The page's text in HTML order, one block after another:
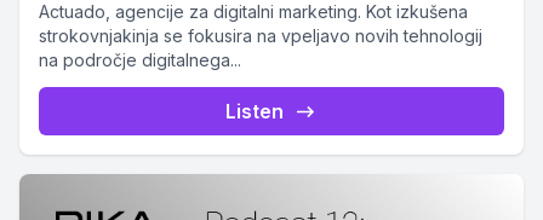
Actuado, agencije za digitalni marketing. Kot izkušena
strokovnjakinja se fokusira na vpeljavo novih tehnologij
na področje digitalnega...
Listen